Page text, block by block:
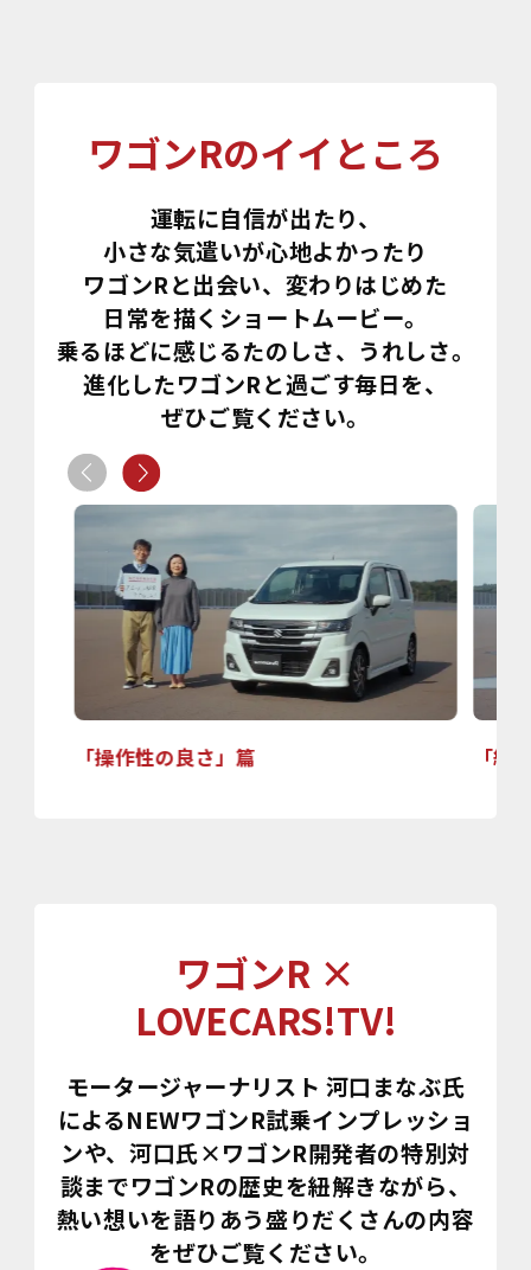
ワゴンRのイイところ
運転に自信が出たり、
小さな気遣いが心地よかったり
ワゴンRと出会い、変わりはじめた
日常を描くショートムービー。
乗るほどに感じるたのしさ、うれしさ。
進化したワゴンRと過ごす毎日を、
ぜひご覧ください。
「操作性の良さ」篇 「細
ワゴンR ×
LOVECARS!TV!
モータージャーナリスト 河口まなぶ氏
によるNEWワゴンR試乗インプレッショ
ンや、河口氏×ワゴンR開発者の特別対
談までワゴンRの歴史を紐解きながら、
熱い想いを語りあう盛りだくさんの内容
をぜひご覧ください。